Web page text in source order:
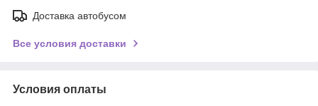
Доставка автобусом
Все условия доставки
Условия оплаты